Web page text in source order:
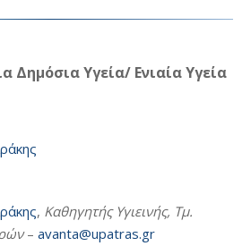
Δημόσια Υγεία/ Ενιαία Υγεία
, Καθηγητής Υγιεινής, Τμ.
– avanta@upatras.gr